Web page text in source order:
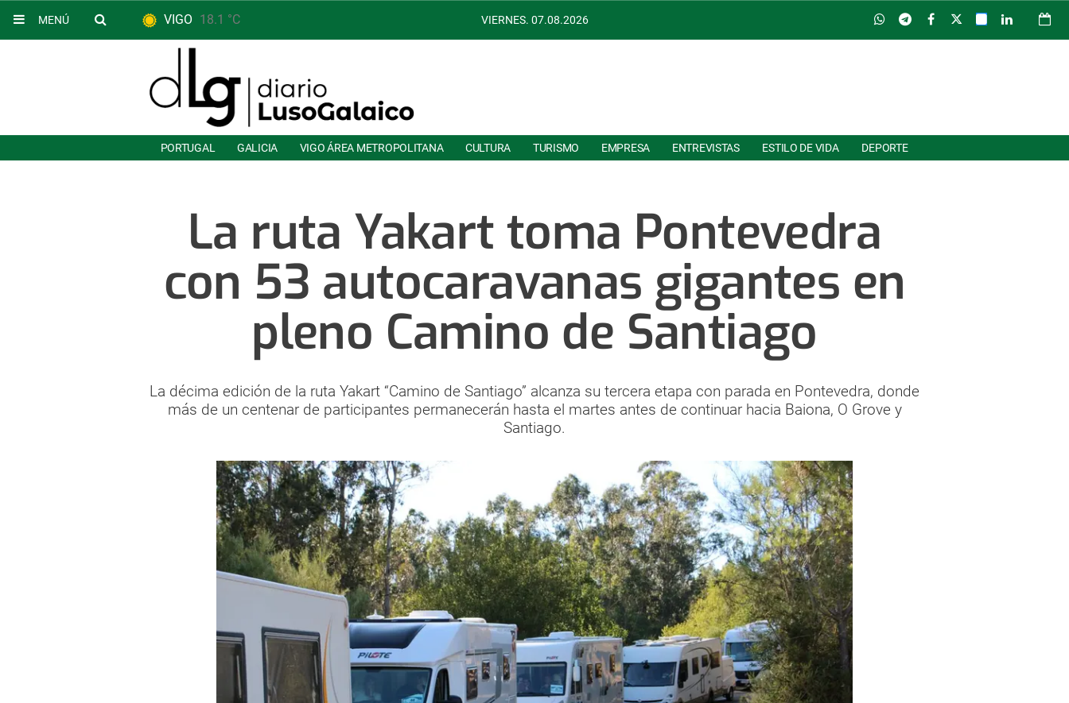
MENÚ VIGO 18.1 °C VIERNES. 07.08.2026
PORTUGAL GALICIA VIGO ÁREA METROPOLITANA CULTURA TURISMO EMPRESA ENTREVISTAS ESTILO DE VIDA DEPORTE
La ruta Yakart toma Pontevedra
con 53 autocaravanas gigantes en
pleno Camino de Santiago
La décima edición de la ruta Yakart “Camino de Santiago” alcanza su tercera etapa con parada en Pontevedra, donde
más de un centenar de participantes permanecerán hasta el martes antes de continuar hacia Baiona, O Grove y
Santiago.